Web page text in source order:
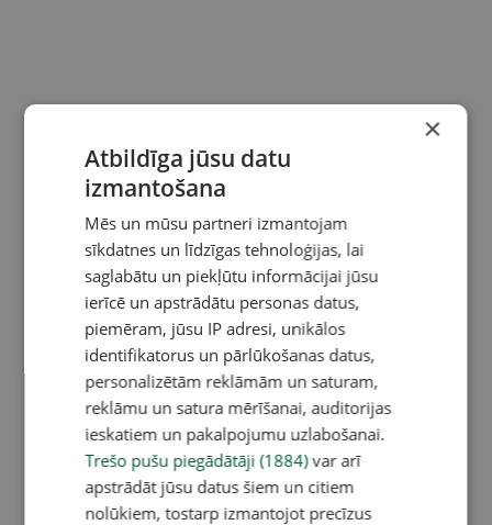
×
Atbildīga jūsu datu
izmantošana
Mēs un mūsu partneri izmantojam
sīkdatnes un līdzīgas tehnoloģijas, lai
saglabātu un piekļūtu informācijai jūsu
ierīcē un apstrādātu personas datus,
piemēram, jūsu IP adresi, unikālos
identifikatorus un pārlūkošanas datus,
personalizētām reklāmām un saturam,
reklāmu un satura mērīšanai, auditorijas
ieskatiem un pakalpojumu uzlabošanai.
Trešo pušu piegādātāji (1884)var arī
apstrādāt jūsu datus šiem un citiem
nolūkiem, tostarp izmantojot precīzus